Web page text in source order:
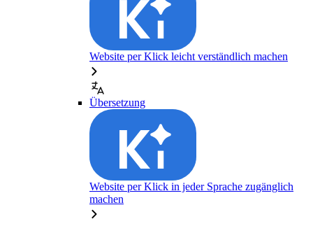
Website per Klick leicht verständlich machen
Übersetzung
Website per Klick in jeder Sprache zugänglich
machen